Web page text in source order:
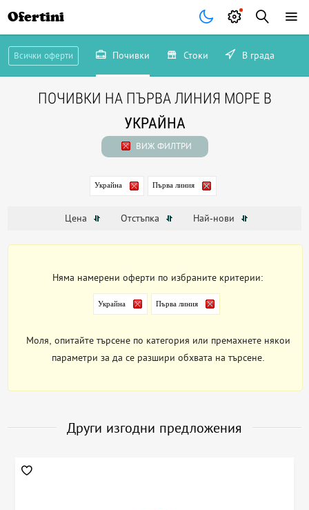
Ofertini
Всички оферти Почивки Стоки В града
ПОЧИВКИ НА ПЪРВА ЛИНИЯ МОРЕ В
УКРАЙНА
ВИЖ ФИЛТРИ
Украйна Първа линия
Цена Отстъпка Най-нови
Няма намерени оферти по избраните критерии:
Украйна Първа линия
Моля, опитайте търсене по категория или премахнете някои
параметри за да се разшири обхвата на търсене.
Други изгодни предложения